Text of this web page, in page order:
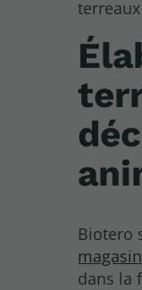
Biotero
dans la